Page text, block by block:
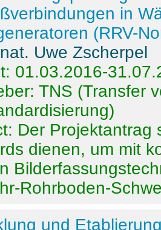
in
(RRV-
Uwe Zscherpel
01.03.2016-
TNS (Transfer
Der Projektantrag
dienen, um mit
Rohrboden-
und